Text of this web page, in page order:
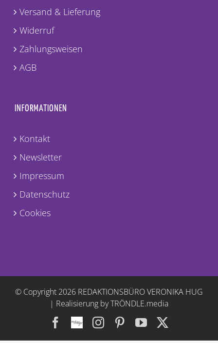
Versand & Lieferung
Widerruf
Zahlungsweisen
AGB
INFORMATIONEN
Kontakt
Newsletter
Impressum
Datenschutz
Cookies
© Copyright 2026 REDAKTIONSBÜRO VERONIKA HUG
| Realisierung by TRÖNDLE.media
Facebook
Facebook
Instagram
PinterestYouTube
X